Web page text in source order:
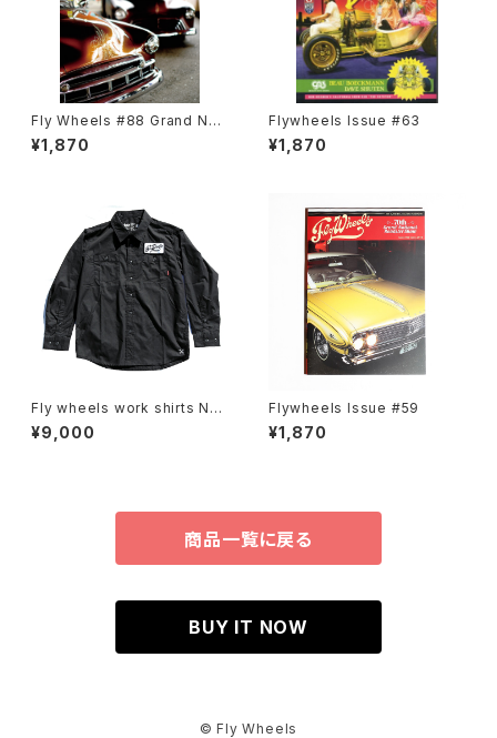
Fly Wheels #88 Grand Nati
onal Roadster Show
¥1,870
Flywheels Issue #63
¥1,870
Fly wheels work shirts Nav
y
¥9,000
Flywheels Issue #59
¥1,870
商品一覧に戻る
BUY IT NOW
© Fly Wheels